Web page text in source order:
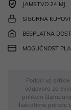
JAMSTVO 24 MJ.
SIGURNA
BESPLATNA
MOGUĆNOST
Podaci uz
odgovara za
prilikom
ilustrativne prirode